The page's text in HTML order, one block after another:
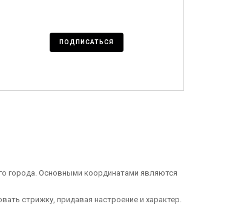
ПОДПИСАТЬСЯ
города. Основными координатами являются
стрижку, придавая настроение и характер.